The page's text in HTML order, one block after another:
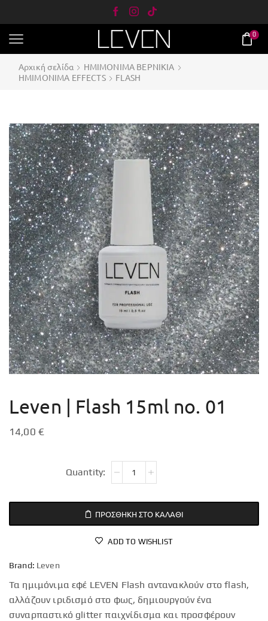
0
Αρχική σελίδα
ΗΜΙΜΟΝΙΜΑ ΒΕΡΝΙΚΙΑ
ΗΜΙMONIΜΑ EFFECTS
FLASH
Leven | Flash 15ml no. 01
14,00 €
ΠΡΟΣΘΉΚΗ ΣΤΟ ΚΑΛΆΘΙ
ADD TO WISHLIST
Brand: Leven
Τα ημιμόνιμα εφέ LEVEN Flash αντανακλούν στο flash,
αλλάζουν ιριδισμό στο φως, δημιουργούν ένα
συναρπαστικό glitter παιχνίδισμα και προσφέρουν